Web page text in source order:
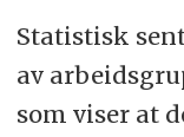
Statistisk
av
som viser at